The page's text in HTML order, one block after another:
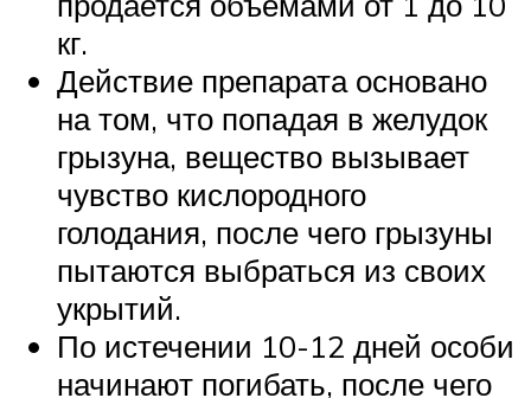
кг.
Действие препарата основано
на том, что попадая в желудок
грызуна, вещество вызывает
чувство кислородного
голодания, после чего грызуны
пытаются выбраться из своих
укрытий.
По истечении 10-12 дней особи
начинают погибать, после чего